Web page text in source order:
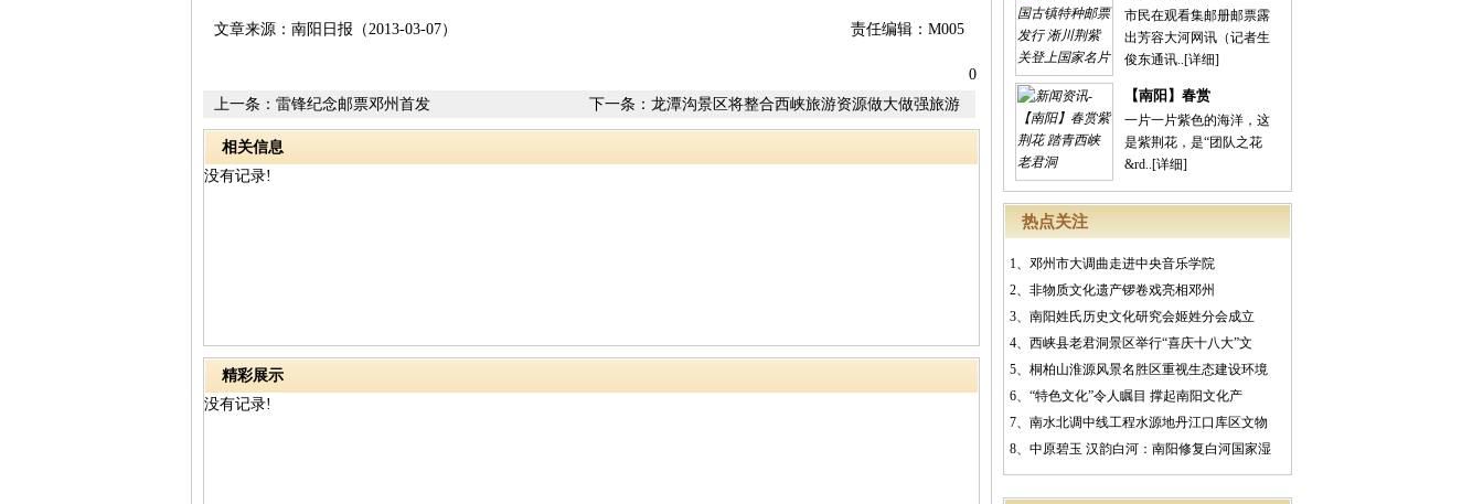
市民在观看集邮册邮票露
出芳容大河网讯（记者生
俊东通讯..[详细]
【南阳】春赏
一片一片紫色的海洋，这
是紫荆花，是“团队之花
&rd..[详细]
热点关注
1、 邓州市大调曲走进中央音乐学院
2、 非物质文化遗产锣卷戏亮相邓州
3、 南阳姓氏历史文化研究会姬姓分会成立
4、 西峡县老君洞景区举行“喜庆十八大”文
5、 桐柏山淮源风景名胜区重视生态建设环境
6、 “特色文化”令人瞩目 撑起南阳文化产
7、 南水北调中线工程水源地丹江口库区文物
8、 中原碧玉 汉韵白河：南阳修复白河国家湿
责任编辑：M005
文章来源：南阳日报（2013-03-07）
0
下一条： 龙潭沟景区将整合西峡旅游资源做大做强旅游
业
上一条： 雷锋纪念邮票邓州首发
相关信息
没有记录!
精彩展示
没有记录!